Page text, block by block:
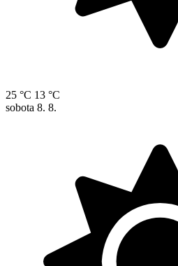
25 °C 13 °C
sobota 8. 8.